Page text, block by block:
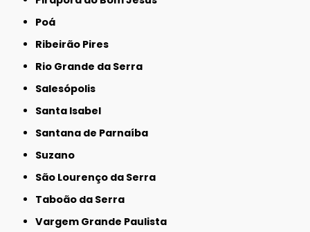
Poá
Ribeirão Pires
Rio Grande da Serra
Salesópolis
Santa Isabel
Santana de Parnaíba
Suzano
São Lourenço da Serra
Taboão da Serra
Vargem Grande Paulista